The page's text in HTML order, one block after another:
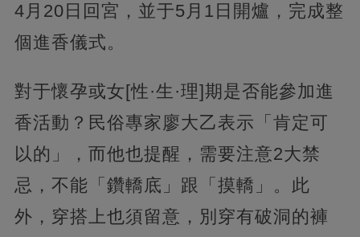
4月20日回宮，並于5月1日開爐，完成整
個進香儀式。
對于懷孕或女[性·生·理]期是否能參加進
香活動？民俗專家廖大乙表示「肯定可
以的」，而他也提醒，需要注意2大禁
忌，不能「鑽轎底」跟「摸轎」。此
外，穿搭上也須留意，別穿有破洞的褲